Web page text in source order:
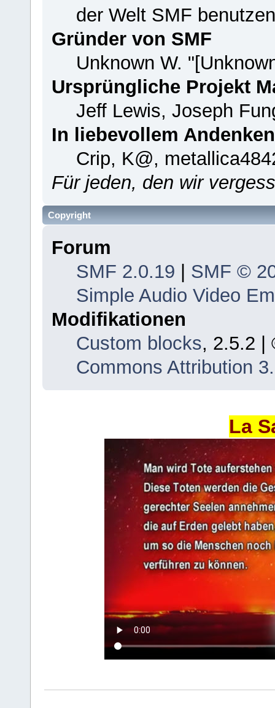
der Welt SMF
Gründer von SMF
Unknown W.
Ursprüngliche Projekt
Jeff Lewis, Joseph
In liebevollem
Crip, K@,
Für jeden, den wir
Copyright
Forum
SMF 2.0.19
SMF ©
Simple Audio Video
Modifikationen
Custom blocks, 2.5.2 |
Commons Attribution
La